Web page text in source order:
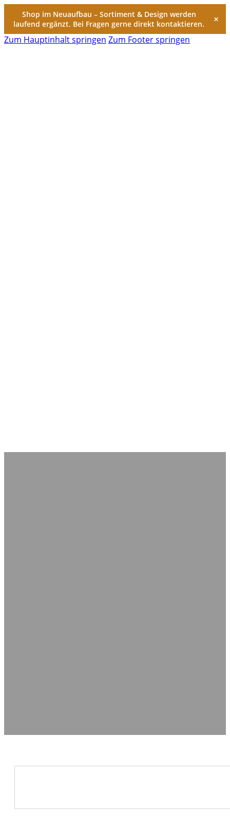
Shop im Neuaufbau – Sortiment & Design werden
laufend ergänzt. Bei Fragen gerne direkt kontaktieren.
×
Zum Hauptinhalt springen Zum Footer springen